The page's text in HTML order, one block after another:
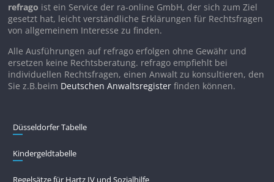
refrago ist ein Service der ra-online GmbH, der sich zum Ziel
gesetzt hat, leicht verständliche Erklärungen für Rechtsfragen
von allgemeinem Interesse zu finden.
Alle Ausführungen auf refrago erfolgen ohne Gewähr und
ersetzen keine Rechtsberatung. refrago empfiehlt bei
individuellen Rechtsfragen, einen Anwalt zu konsultieren, den
Sie z.B.beim Deutschen Anwaltsregister finden können.
Düsseldorfer Tabelle
Kindergeldtabelle
Regelsätze für Hartz IV und Sozialhilfe